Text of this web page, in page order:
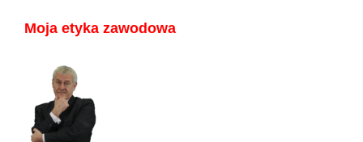
Moja etyka zawodowa